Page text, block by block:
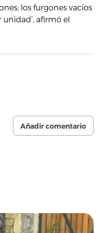
los furgones vacíos
unidad’, afirmó el
Añadir comentario